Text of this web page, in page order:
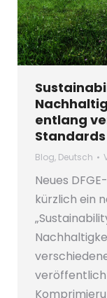
entlang
Standards
Blog, Deutsch
Neues
kürzlich ein